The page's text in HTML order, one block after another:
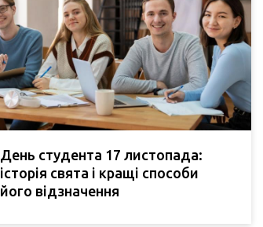
День студента 17 листопада:
історія свята і кращі способи
його відзначення